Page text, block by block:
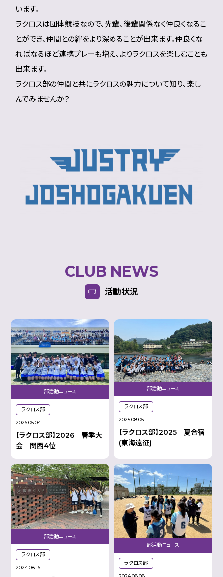
います。
ラクロスは団体競技なので、先輩、後輩関係なく仲良くなるこ
とができ、仲間との絆をより深めることが出来ます。仲良くな
ればなるほど連携プレーも増え、よりラクロスを楽しむことも
出来ます。
ラクロス部の仲間と共にラクロスの魅力について知り、楽し
んでみませんか？
CLUB NEWS
活動状況
2026.05.04
部活動ニュース
ラクロス部
【ラクロス部】2026 春季大
会 関西4位
2025.08.05
部活動ニュース
ラクロス部
【ラクロス部】2025 夏合宿
(東海遠征)
2024.08.16
部活動ニュース
ラクロス部
2024.08.08
部活動ニュース
ラクロス部